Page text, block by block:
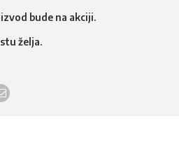
bude na akciji.
želja.